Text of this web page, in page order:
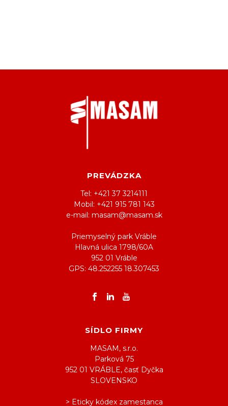
PREVÁDZKA
Tel: +421 37 3214111
Mobil: +421 915 781 143
e-mail: masam@masam.sk
Priemyselný park Vráble
Hlavná ulica 1798/60A
952 01 Vráble
GPS: 48.252255 18.307453
SÍDLO FIRMY
MASAM, s.r.o.
Parková 75
952 01 VRÁBLE, časť Dyčka
SLOVENSKO
> Eticky kódex zamestanca